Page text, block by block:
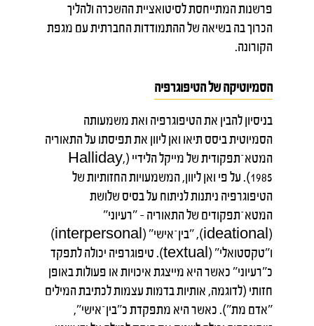
פרשנות המתייחסת לסיטואציית ההשכרה ולהליך
הכרוך בה בשיאה של ההתמודדות החברתית עם מגפת
הקורונה.
הסמיוטיקה של הטיפוגרפיה
בניסיון להבין את הטיפוגרפיה ואת משמעותה
הסמיוטית ביסס תיאו ואן ליוון את תפיסתו על התאוריה
המטא־תפקודית של מייקל הלידיי (Halliday,
1985). על פי ואן ליוון, המשמעויות החזותיות של
הטיפוגרפיה ניתנות לניתוח על בסיס שלושת
המטא־תפקודים של התאוריה – "רעיוני"
(ideational), "בין־אישי" (interpersonal)
ו"טקסטואלי" (textual). טיפוגרפיה יכולה לתפקד
כ"רעיוני" כאשר היא מייצגת איכויות או פעולות באופן
חזותי (לדוגמה, אותיות בדמות עצמות לכתיבת המילים
"אדם מת"). כאשר היא מתפקדת כ"בין־אישי",